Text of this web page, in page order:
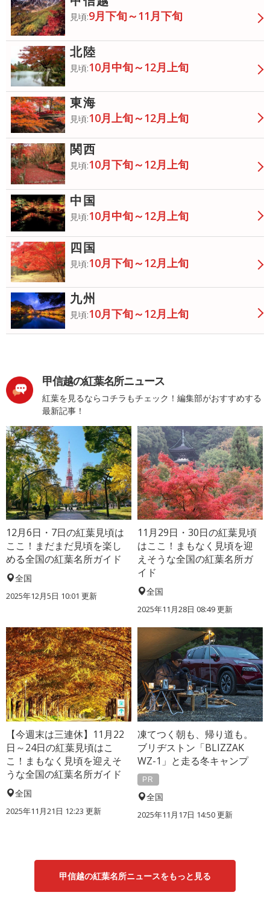
見頃:9月下旬～11月下旬
北陸
見頃:10月中旬～12月上旬
東海
見頃:10月上旬～12月上旬
関西
見頃:10月下旬～12月上旬
中国
見頃:10月中旬～12月上旬
四国
見頃:10月下旬～12月上旬
九州
見頃:10月下旬～12月上旬
甲信越の紅葉名所ニュース
紅葉を見るならコチラもチェック！編集部がおすすめする
最新記事！
12月6日・7日の紅葉見頃は
ここ！まだまだ見頃を楽し
める全国の紅葉名所ガイド
全国
2025年12月5日 10:01 更新
11月29日・30日の紅葉見頃
はここ！まもなく見頃を迎
えそうな全国の紅葉名所ガ
イド
全国
2025年11月28日 08:49 更新
【今週末は三連休】11月22
日～24日の紅葉見頃はこ
こ！まもなく見頃を迎えそ
うな全国の紅葉名所ガイド
全国
2025年11月21日 12:23 更新
凍てつく朝も、帰り道も。
ブリヂストン「BLIZZAK
WZ-1」と走る冬キャンプ
PR
全国
2025年11月17日 14:50 更新
甲信越の紅葉名所ニュースをもっと見る